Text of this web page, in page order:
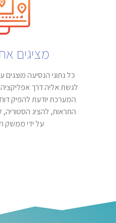
מציגים
כל נתוני הנסיעה
לגשת אליה דרך אפליקציה
המערכת יודעת להפיק
התראות, להציג הסטוריה,
על ידי ממשק